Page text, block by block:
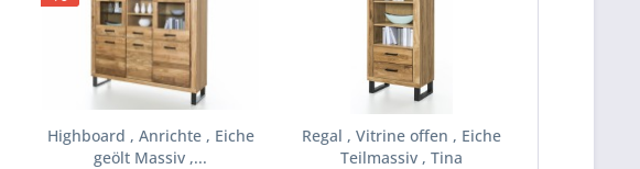
Highboard , Anrichte , Eiche
geölt Massiv ,...
Regal , Vitrine offen , Eiche
Teilmassiv , Tina